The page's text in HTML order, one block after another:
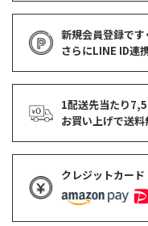
新規会員登録です
さらにLINE ID連
1配送先当たり
お買い上げで送料
クレジットカー